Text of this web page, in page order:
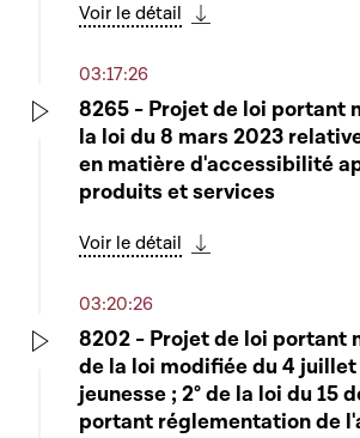
Voir le détail
03:17:26
8265 - Projet de loi portant
la loi du 8 mars 2023
en matière d'accessibilité
produits et services
Voir le détail
03:20:26
8202 - Projet de loi portant
de la loi modifiée du 4
jeunesse ; 2° de la loi du 15
portant réglementation de